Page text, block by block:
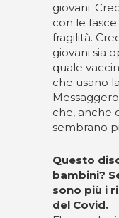
giovani.
con le
fragilità.
giovani sia
quale
che usano
che, anche
sembrano
Questo
bambini?
sono più i
del Covid.